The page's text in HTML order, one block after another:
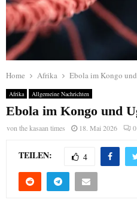
Home Afrika Ebola im Kongo
Afrika Allgemeine Nachrichten
Ebola im Kongo und
von the kasaan times 18. Mai 2026 0
TEILEN: 4